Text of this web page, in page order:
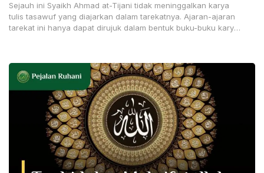
Sejauh ini Syaikh Ahmad at-Tijani tidak meninggalkan karya
tulis tasawuf yang diajarkan dalam tarekatnya. Ajaran-ajaran
tarekat ini hanya dapat dirujuk dalam bentuk buku-buku karya